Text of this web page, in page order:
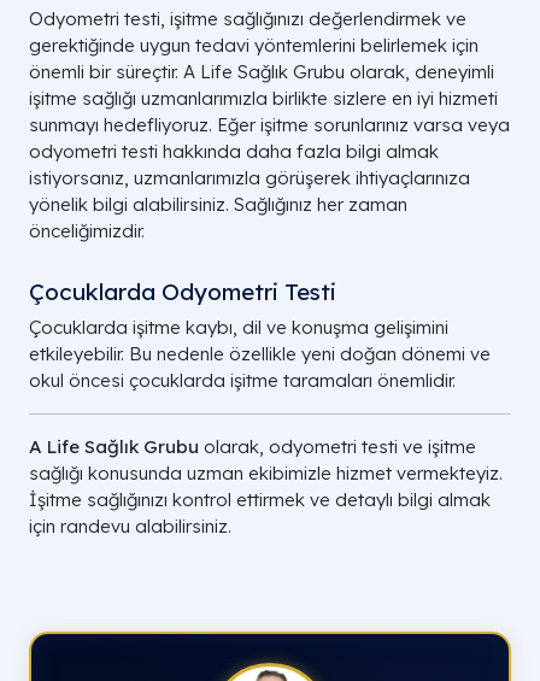
Odyometri testi, işitme sağlığınızı değerlendirmek ve
gerektiğinde uygun tedavi yöntemlerini belirlemek için
önemli bir süreçtir. A Life Sağlık Grubu olarak, deneyimli
işitme sağlığı uzmanlarımızla birlikte sizlere en iyi hizmeti
sunmayı hedefliyoruz. Eğer işitme sorunlarınız varsa veya
odyometri testi hakkında daha fazla bilgi almak
istiyorsanız, uzmanlarımızla görüşerek ihtiyaçlarınıza
yönelik bilgi alabilirsiniz. Sağlığınız her zaman
önceliğimizdir.
Çocuklarda Odyometri Testi
Çocuklarda işitme kaybı, dil ve konuşma gelişimini
etkileyebilir. Bu nedenle özellikle yeni doğan dönemi ve
okul öncesi çocuklarda işitme taramaları önemlidir.
A Life Sağlık Grubu olarak, odyometri testi ve işitme
sağlığı konusunda uzman ekibimizle hizmet vermekteyiz.
İşitme sağlığınızı kontrol ettirmek ve detaylı bilgi almak
için randevu alabilirsiniz.